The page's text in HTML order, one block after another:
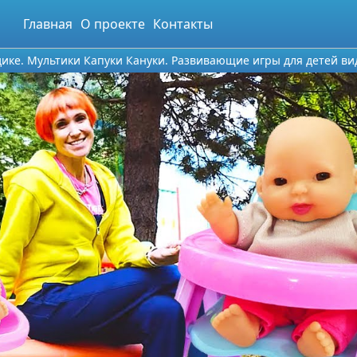
Главная О проекте Контакты
Мультики Капуки Кануки. Развивающие игры для детей